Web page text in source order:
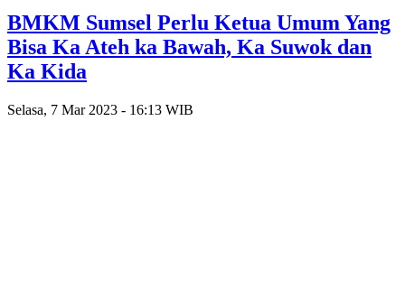
BMKM Sumsel Perlu Ketua Umum Yang
Bisa Ka Ateh ka Bawah, Ka Suwok dan
Ka Kida
Selasa, 7 Mar 2023 - 16:13 WIB